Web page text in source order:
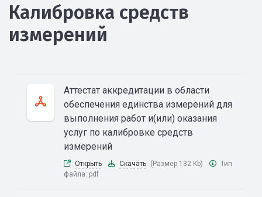
Калибровка средств
измерений
Аттестат аккредитации в области
обеспечения единства измерений для
выполнения работ и(или) оказания
услуг по калибровке средств
измерений
Открыть Скачать (Размер 132 Kb)
Тип
файла: pdf